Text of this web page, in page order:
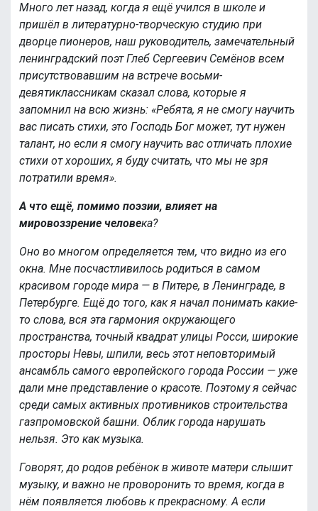
Много лет назад, когда я ещё учился в школе и
пришёл в литературно-творческую студию при
дворце пионеров, наш руководитель, замечательный
ленинградский поэт Глеб Сергеевич Семёнов всем
присутствовавшим на встрече восьми-
девятиклассникам сказал слова, которые я
запомнил на всю жизнь: «Ребята, я не смогу научить
вас писать стихи, это Господь Бог может, тут нужен
талант, но если я смогу научить вас отличать плохие
стихи от хороших, я буду считать, что мы не зря
потратили время».
А что ещё, помимо поэзии, влияет на
мировоззрение человека?
Оно во многом определяется тем, что видно из его
окна. Мне посчастливилось родиться в самом
красивом городе мира — в Питере, в Ленинграде, в
Петербурге. Ещё до того, как я начал понимать какие-
то слова, вся эта гармония окружающего
пространства, точный квадрат улицы Росси, широкие
просторы Невы, шпили, весь этот неповторимый
ансамбль самого европейского города России — уже
дали мне представление о красоте. Поэтому я сейчас
среди самых активных противников строительства
газпромовской башни. Облик города нарушать
нельзя. Это как музыка.
Говорят, до родов ребёнок в животе матери слышит
музыку, и важно не проворонить то время, когда в
нём появляется любовь к прекрасному. А если